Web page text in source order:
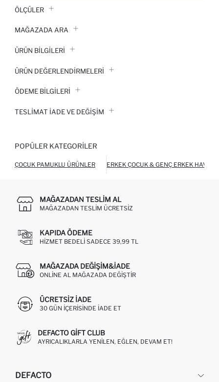
ÖLÇÜLER
MAĞAZADA ARA
ÜRÜN BILGILERI
ÜRÜN DEĞERLENDİRMELERİ
ÖDEME BİLGİLERİ
TESLIMAT İADE VE DEĞIŞIM
POPÜLER KATEGORILER
ÇOCUK PAMUKLU ÜRÜNLER ERKEK ÇOCUK & GENÇ ERKEK HAVLU
MAĞAZADAN TESLIM AL
MAĞAZADAN TESLIM ÜCRETSIZ
KAPIDA ÖDEME
HIZMET BEDELI SADECE 39,99 TL
MAĞAZADA DEĞIŞIM&İADE
ONLINE AL MAĞAZADA DEĞIŞTIR
ÜCRETSIZ IADE
30 GÜN IÇERISINDE IADE ET
DEFACTO GIFT CLUB
AYRICALIKLARLA YENILEN, EĞLEN, DEVAM ET!
DEFACTO